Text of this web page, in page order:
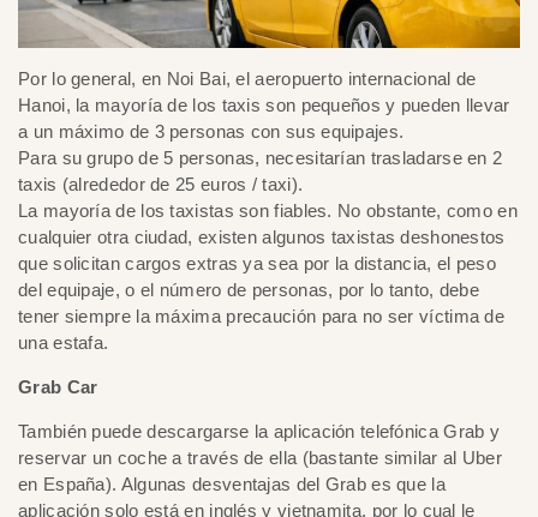
Por lo general, en Noi Bai, el aeropuerto internacional de
Hanoi, la mayoría de los taxis son pequeños y pueden llevar
a un máximo de 3 personas con sus equipajes.
Para su grupo de 5 personas, necesitarían trasladarse en 2
taxis (alrededor de 25 euros / taxi).
La mayoría de los taxistas son fiables. No obstante, como en
cualquier otra ciudad, existen algunos taxistas deshonestos
que solicitan cargos extras ya sea por la distancia, el peso
del equipaje, o el número de personas, por lo tanto, debe
tener siempre la máxima precaución para no ser víctima de
una estafa.
Grab Car
También puede descargarse la aplicación telefónica Grab y
reservar un coche a través de ella (bastante similar al Uber
en España). Algunas desventajas del Grab es que la
aplicación solo está en inglés y vietnamita, por lo cual le